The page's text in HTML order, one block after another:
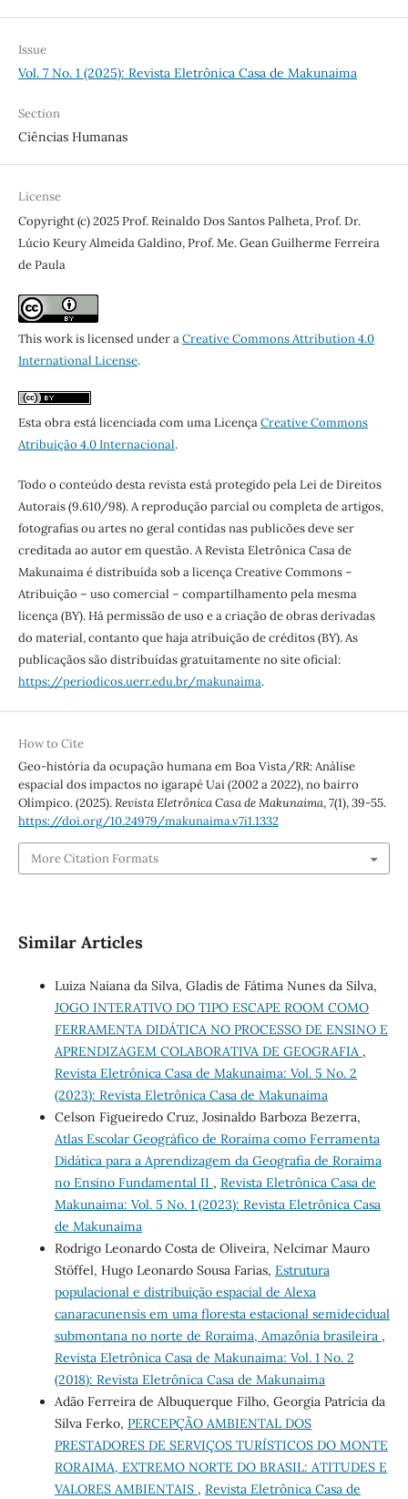
Issue
Vol. 7 No. 1 (2025): Revista Eletrônica Casa de Makunaima
Section
Ciências Humanas
License
Copyright (c) 2025 Prof. Reinaldo Dos Santos Palheta, Prof. Dr.
Lúcio Keury Almeida Galdino, Prof. Me. Gean Guilherme Ferreira
de Paula
This work is licensed under aCreative Commons Attribution 4.0
International License.
Esta obra está licenciada com uma LicençaCreative Commons
Atribuição 4.0 Internacional.
Todo o conteúdo desta revista está protegido pela Lei de Direitos
Autorais (9.610/98). A reprodução parcial ou completa de artigos,
fotografias ou artes no geral contidas nas publicões deve ser
creditada ao autor em questão. A Revista Eletrônica Casa de
Makunaima é distribuída sob a licença Creative Commons –
Atribuição – uso comercial – compartilhamento pela mesma
licença (BY). Há permissão de uso e a criação de obras derivadas
do material, contanto que haja atribuição de créditos (BY). As
publicaçãos são distribuídas gratuitamente no site oficial:
https://periodicos.uerr.edu.br/makunaima.
How to Cite
Geo-história da ocupação humana em Boa Vista/RR: Análise
espacial dos impactos no igarapé Uai (2002 a 2022), no bairro
Olímpico. (2025).Revista Eletrônica Casa de Makunaima,7(1), 39-55.
https://doi.org/10.24979/makunaima.v7i1.1332
More Citation Formats
Similar Articles
Luiza Naiana da Silva, Gladis de Fátima Nunes da Silva,
JOGO INTERATIVO DO TIPO ESCAPE ROOM COMO
FERRAMENTA DIDÁTICA NO PROCESSO DE ENSINO E
APRENDIZAGEM COLABORATIVA DE GEOGRAFIA ,
Revista Eletrônica Casa de Makunaima: Vol. 5 No. 2
(2023): Revista Eletrônica Casa de Makunaima
Celson Figueiredo Cruz, Josinaldo Barboza Bezerra,
Atlas Escolar Geográfico de Roraima como Ferramenta
Didática para a Aprendizagem da Geografia de Roraima
no Ensino Fundamental II , Revista Eletrônica Casa de
Makunaima: Vol. 5 No. 1 (2023): Revista Eletrônica Casa
de Makunaima
Rodrigo Leonardo Costa de Oliveira, Nelcimar Mauro
Stöffel, Hugo Leonardo Sousa Farias, Estrutura
populacional e distribuição espacial de Alexa
canaracunensis em uma floresta estacional semidecidual
submontana no norte de Roraima, Amazônia brasileira ,
Revista Eletrônica Casa de Makunaima: Vol. 1 No. 2
(2018): Revista Eletrônica Casa de Makunaima
Adão Ferreira de Albuquerque Filho, Georgia Patrícia da
Silva Ferko, PERCEPÇÃO AMBIENTAL DOS
PRESTADORES DE SERVIÇOS TURÍSTICOS DO MONTE
RORAIMA, EXTREMO NORTE DO BRASIL: ATITUDES E
VALORES AMBIENTAIS , Revista Eletrônica Casa de